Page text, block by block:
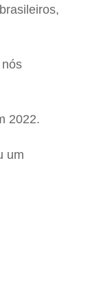
2022.
um